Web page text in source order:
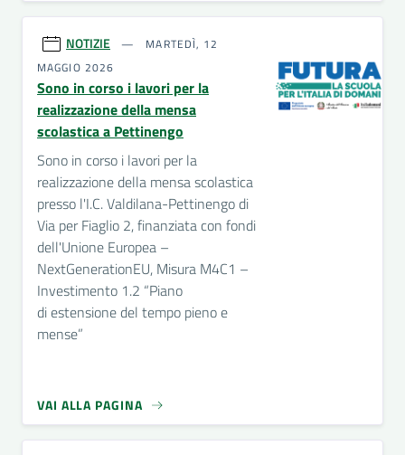
NOTIZIE
MARTEDÌ, 12
MAGGIO 2026
Sono in corso i lavori per la
realizzazione della mensa
scolastica a Pettinengo
Sono in corso i lavori per la
realizzazione della mensa scolastica
presso l'I.C. Valdilana-Pettinengo di
Via per Fiaglio 2, finanziata con fondi
dell'Unione Europea –
NextGenerationEU, Misura M4C1 –
Investimento 1.2 “Piano
di estensione del tempo pieno e
mense”
VAI ALLA PAGINA